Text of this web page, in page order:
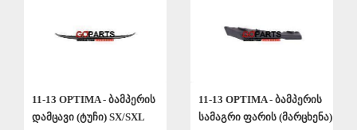
11-13 OPTIMA - ბამპერის
დამცავი (ტუჩი) SX/SXL
11-13 OPTIMA - ბამპერის
სამაგრი ფარის (მარცხენა)